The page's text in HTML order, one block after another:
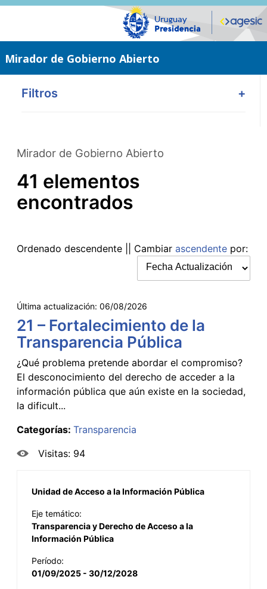
Saltar
Mirador de Gobierno Abierto
Filtros +
Mirador de Gobierno Abierto
41 elementos
encontrados
Ordenado descendente || Cambiar ascendente por:
Última actualización: 06/08/2026
21 – Fortalecimiento de la
Transparencia Pública
¿Qué problema pretende abordar el compromiso?
El desconocimiento del derecho de acceder a la
información pública que aún existe en la sociedad,
la dificult...
Categorías: Transparencia
Visitas: 94
Unidad de Acceso a la Información Pública
Eje temático:
Transparencia y Derecho de Acceso a la
Información Pública
Período:
01/09/2025 - 30/12/2028